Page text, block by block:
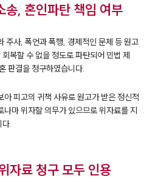
송, 혼인파탄 책임 여부
주사, 폭언과 폭행, 경제적인 문제 등 원고
복할 수 없을 정도로 파탄되어 민법 제
판결을 청구하였습니다.
아 피고의 귀책 사유로 원고가 받은 정신적
마 위자할 의무가 있으므로 위자료를 지
.
자료 청구 모두 인용